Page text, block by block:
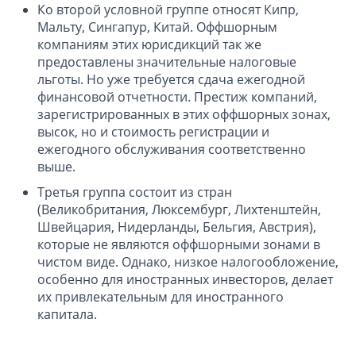
Ко второй условной группе относят Кипр,
Мальту, Сингапур, Китай. Оффшорным
компаниям этих юрисдикций так же
предоставлены значительные налоговые
льготы. Но уже требуется сдача ежегодной
финансовой отчетности. Престиж компаний,
зарегистрированных в этих оффшорных зонах,
высок, но и стоимость регистрации и
ежегодного обслуживания соответственно
выше.
Третья группа состоит из стран
(Великобритания, Люксембург, Лихтенштейн,
Швейцария, Нидерланды, Бельгия, Австрия),
которые не являются оффшорными зонами в
чистом виде. Однако, низкое налогообложение,
особенно для иностранных инвесторов, делает
их привлекательным для иностранного
капитала.